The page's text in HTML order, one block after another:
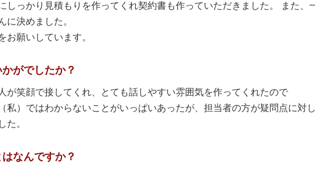
しっかり見積もりを作ってくれ契約書も作っていただきました。 また、
に決めました。
お願いしています。
がでしたか？
が笑顔で接してくれ、とても話しやすい雰囲気を作ってくれたので
私）ではわからないことがいっぱいあったが、担当者の方が疑問点に対
た。
なんですか？